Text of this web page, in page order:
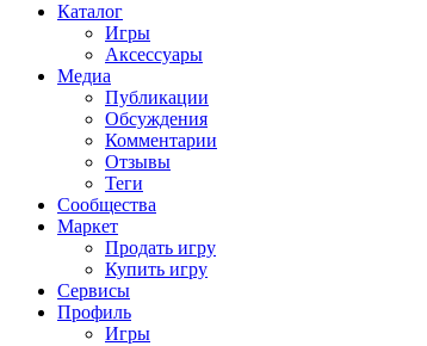
Каталог
Игры
Аксессуары
Медиа
Публикации
Обсуждения
Комментарии
Отзывы
Теги
Сообщества
Маркет
Продать игру
Купить игру
Сервисы
Профиль
Игры